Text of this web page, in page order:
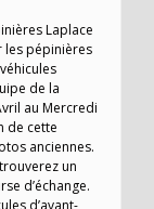
Laplace
les pépinières
de la
au Mercredi
de cette
anciennes.
un
d’échange.